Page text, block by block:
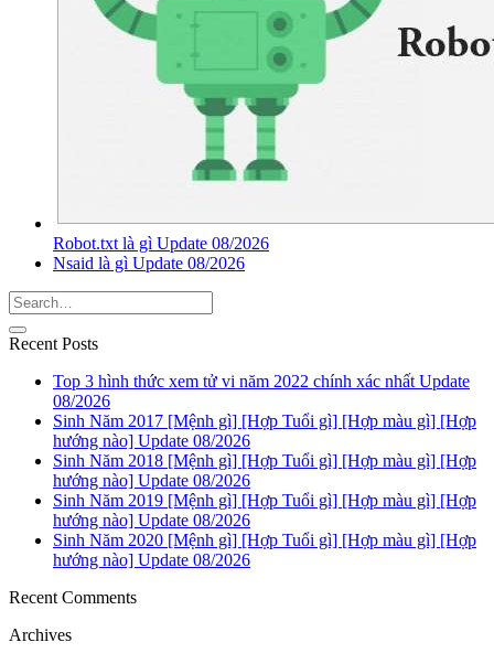
Robot.txt là gì Update 08/2026
Nsaid là gì Update 08/2026
Recent Posts
Top 3 hình thức xem tử vi năm 2022 chính xác nhất Update
08/2026
Sinh Năm 2017 [Mệnh gì] [Hợp Tuổi gì] [Hợp màu gì] [Hợp
hướng nào] Update 08/2026
Sinh Năm 2018 [Mệnh gì] [Hợp Tuổi gì] [Hợp màu gì] [Hợp
hướng nào] Update 08/2026
Sinh Năm 2019 [Mệnh gì] [Hợp Tuổi gì] [Hợp màu gì] [Hợp
hướng nào] Update 08/2026
Sinh Năm 2020 [Mệnh gì] [Hợp Tuổi gì] [Hợp màu gì] [Hợp
hướng nào] Update 08/2026
Recent Comments
Archives